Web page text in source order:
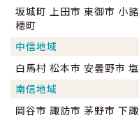
坂城町 上田市 東御市 小
穂町
中信地域
白馬村 松本市 安曇野市
南信地域
岡谷市 諏訪市 茅野市 下